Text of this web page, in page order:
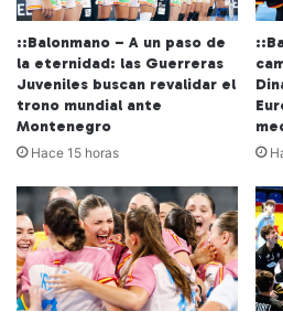
::Balonmano – A un paso de
la eternidad: las Guerreras
Juveniles buscan revalidar el
trono mundial ante
Montenegro
Hace 15 horas